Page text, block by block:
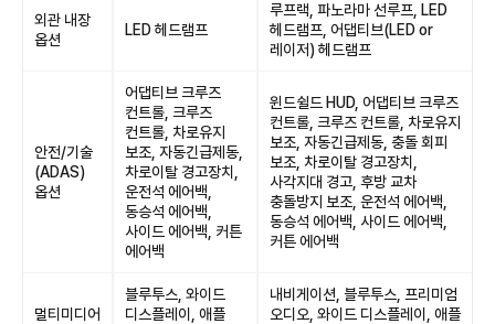
외관 내장
옵션
LED 헤드램프
루프랙, 파노라마 선루프, LED
헤드램프, 어댑티브(LED or
레이저) 헤드램프
안전/기술
(ADAS)
옵션
어댑티브 크루즈
컨트롤, 크루즈
컨트롤, 차로유지
보조, 자동긴급제동,
차로이탈 경고장치,
운전석 에어백,
동승석 에어백,
사이드 에어백, 커튼
에어백
윈드쉴드 HUD, 어댑티브 크루즈
컨트롤, 크루즈 컨트롤, 차로유지
보조, 자동긴급제동, 충돌 회피
보조, 차로이탈 경고장치,
사각지대 경고, 후방 교차
충돌방지 보조, 운전석 에어백,
동승석 에어백, 사이드 에어백,
커튼 에어백
멀티미디어
블루투스, 와이드
디스플레이, 애플
내비게이션, 블루투스, 프리미엄
오디오, 와이드 디스플레이, 애플